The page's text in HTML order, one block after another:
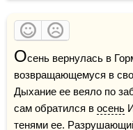
Осень вернулась в
возвращающемуся в
Дыхание ее веяло по
сам обратился в осень
тенями ее.